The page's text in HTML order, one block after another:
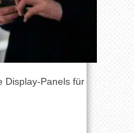
Display-Panels für